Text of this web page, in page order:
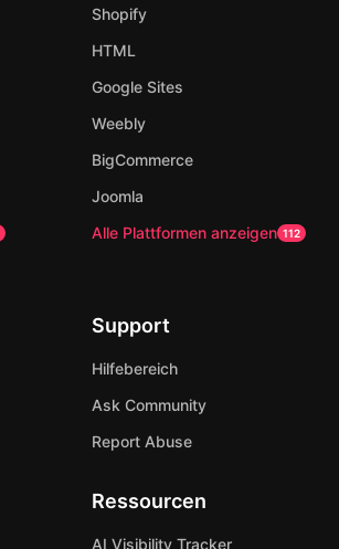
Shopify
HTML
Google Sites
Weebly
BigCommerce
Joomla
Alle Plattformen anzeigen 112
Support
Hilfebereich
Ask Community
Report Abuse
Ressourcen
AI Visibility Tracker